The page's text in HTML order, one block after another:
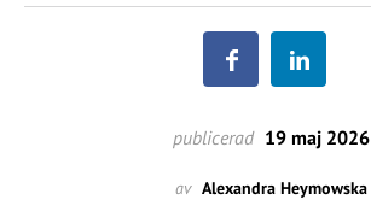
publicerad 19 maj 2026
av Alexandra Heymowska